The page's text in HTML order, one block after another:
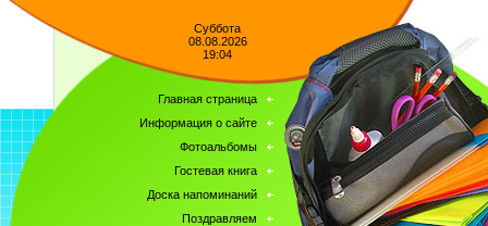
Суббота
08.08.2026
19:04
Главная страница
Информация о сайте
Фотоальбомы
Гостевая книга
Доска напоминаний
Поздравляем